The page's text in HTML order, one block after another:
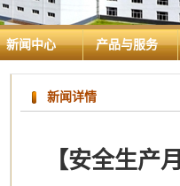
新闻中心 产品与服务
新闻详情
【安全生产